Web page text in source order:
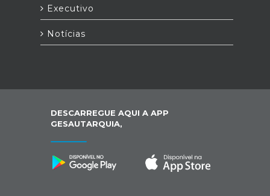
Executivo
Notícias
DESCARREGUE AQUI A APP
GESAUTARQUIA,